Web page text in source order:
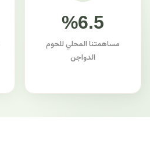
%6.5
مساهمتنا المحلي للحوم
الدواجن